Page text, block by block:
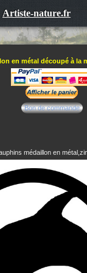
en métal découpé à la
Bon de commande
médaillon en
Artiste-nature.fr